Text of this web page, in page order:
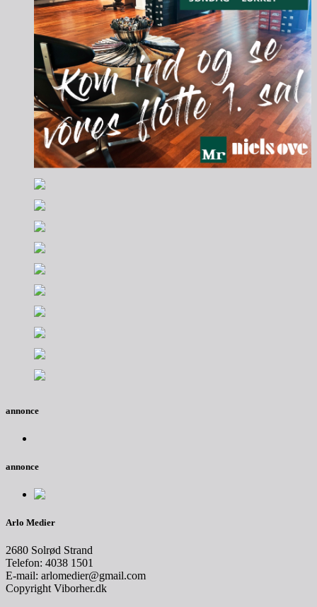
annonce
annonce
Arlo Medier
2680 Solrød Strand
Telefon: 4038 1501
E-mail: arlomedier@gmail.com
Copyright Viborher.dk